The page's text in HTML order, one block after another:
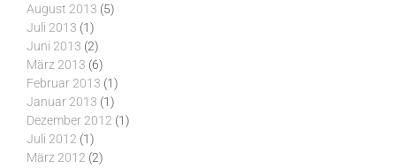
August 2013 (5)
Juli 2013 (1)
Juni 2013 (2)
März 2013 (6)
Februar 2013 (1)
Januar 2013 (1)
Dezember 2012 (1)
Juli 2012 (1)
März 2012 (2)